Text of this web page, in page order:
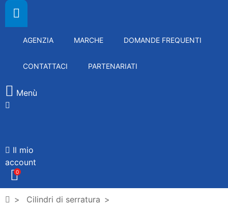
AGENZIA MARCHE DOMANDE FREQUENTI
CONTATTACI PARTENARIATI
Menù
Il mio
account
0
Cilindri di serratura